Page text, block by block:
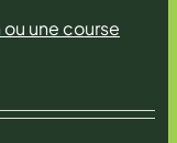
une course